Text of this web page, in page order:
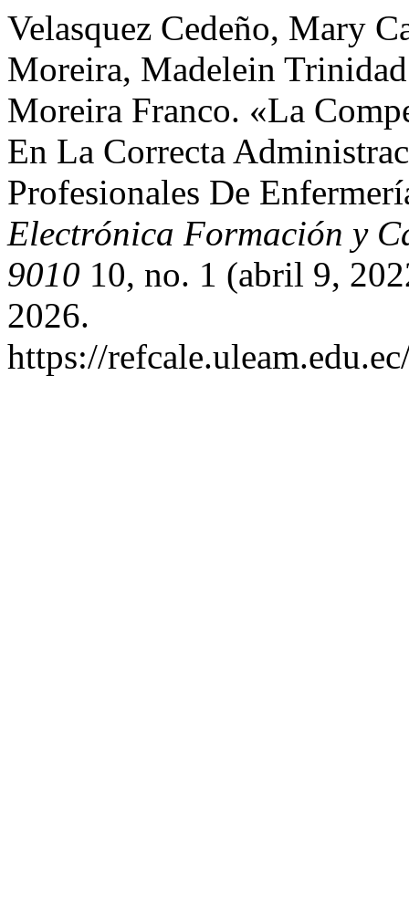
Velasquez Cedeño, Mary
Moreira, Madelein
Moreira Franco. «La
En La Correcta
Profesionales De
Electrónica Formación y
9010 10, no. 1 (abril 9,
2026.
https://